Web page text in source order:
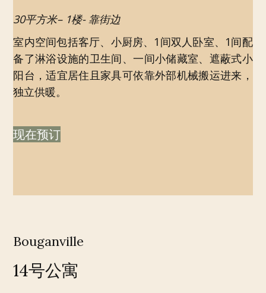
30平方米– 1楼- 靠街边
室内空间包括客厅、小厨房、1间双人卧室、1间配
备了淋浴设施的卫生间、一间小储藏室、遮蔽式小
阳台，适宜居住且家具可依靠外部机械搬运进来，
独立供暖。
现在预订
Bouganville
14号公寓